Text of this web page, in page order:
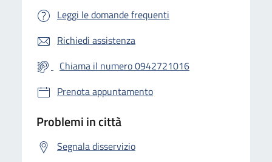
Leggi le domande frequenti
Richiedi assistenza
Chiama il numero 0942721016
Prenota appuntamento
Problemi in città
Segnala disservizio